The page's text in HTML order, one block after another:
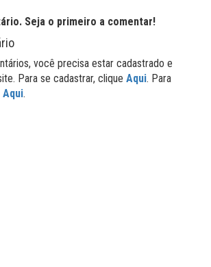
Seja o primeiro a comentar!
você precisa estar cadastrado e
Para se cadastrar, clique Aqui. Para
Aqui.